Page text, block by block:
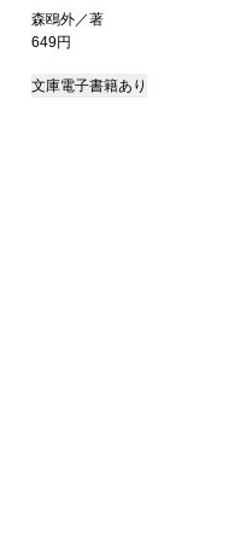
森鴎外／著
649円
文庫電子書籍あり